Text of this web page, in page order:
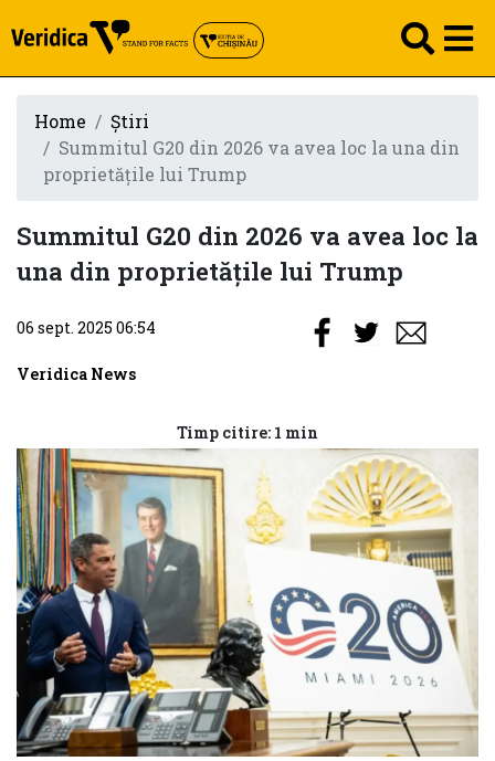
Home
Știri
Summitul G20 din 2026 va avea loc la una din
proprietățile lui Trump
Summitul G20 din 2026 va avea loc la
una din proprietățile lui Trump
06 sept. 2025 06:54
Veridica News
Timp citire: 1 min